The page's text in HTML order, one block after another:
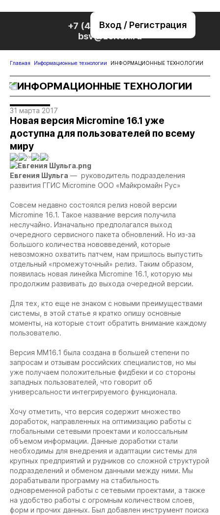
Вход / Регистрация
+7 (495) 221-76-32
bsv@zolteh.ru
Главная Информационные технологии ИНФОРМАЦИОННЫЕ ТЕХНОЛОГИИ
ИНФОРМАЦИОННЫЕ ТЕХНОЛОГИИ
31 марта 2017
Новая версия Micromine 16.1 уже
доступна для пользователей по всему
миру
0 509 0 0
Евгения Шульга — руководитель подразделения
развития ГГИС Micromine ООО «Майкромайн Рус»
Совсем недавно состоялся релиз новой версии
Micromine 16.1. Такое название версия получила
неслучайно. Изначально предполагался выход
очередного сервисного пакета обновлений. Но из-за
большого количества нововведений, которые
невозможно охватить патчем, нам пришлось выпустить
отдельный «промежуточный» релиз. Таким образом,
появилась новая линейка Micromine 16.1, которую мы
продолжим развивать до выхода очередной версии.
Для тех, кто еще не знаком с новыми преимуществами
системы, в этой статье я кратко опишу основные
моменты, на которые стоит обратить внимание каждому
пользователю.
Версия ММ16.1 была создана в большей степени по
запросам и отзывам российских специалистов, но мы
уже получаем положительные фидбеки и со стороны
западных пользователей, что говорит об
универсальности интегрируемого функционала.
Хочу отметить, что версия содержит множество
доработок, направленных на оптимизацию работы с
глобальными сетевыми проектами и колоссальным
объемом информации. Данные доработки стали
необходимы для внедрения и адаптации системы для
крупных предприятий и рудников со сложной структурой
подразделений и обменом данными между ними. Мы
дорабатывали программу на стабильность
одновременной работы с сетевыми проектами, а также
на удобство работы с огромным количеством слоев,
форм и прочих данных. Был добавлен инструмент поиска